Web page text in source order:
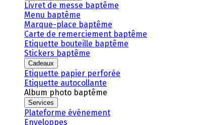
Livret de messe baptême
Menu baptême
Marque-place baptême
Carte de remerciement baptême
Etiquette bouteille baptême
Stickers baptême
Cadeaux
Etiquette papier perforée
Etiquette autocollante
Album photo baptême
Services
Plateforme événement
Enveloppes